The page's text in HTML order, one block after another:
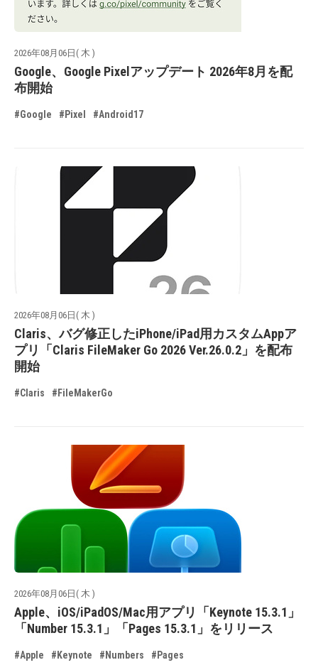
2026年08月06日( 木 )
Google、Google Pixelアップデート 2026年8月を配
布開始
#Google #Pixel #Android17
2026年08月06日( 木 )
Claris、バグ修正したiPhone/iPad用カスタムAppア
プリ「Claris FileMaker Go 2026 Ver.26.0.2」を配布
開始
#Claris #FileMakerGo
2026年08月06日( 木 )
Apple、iOS/iPadOS/Mac用アプリ「Keynote 15.3.1」
「Number 15.3.1」「Pages 15.3.1」をリリース
#Apple #Keynote #Numbers #Pages